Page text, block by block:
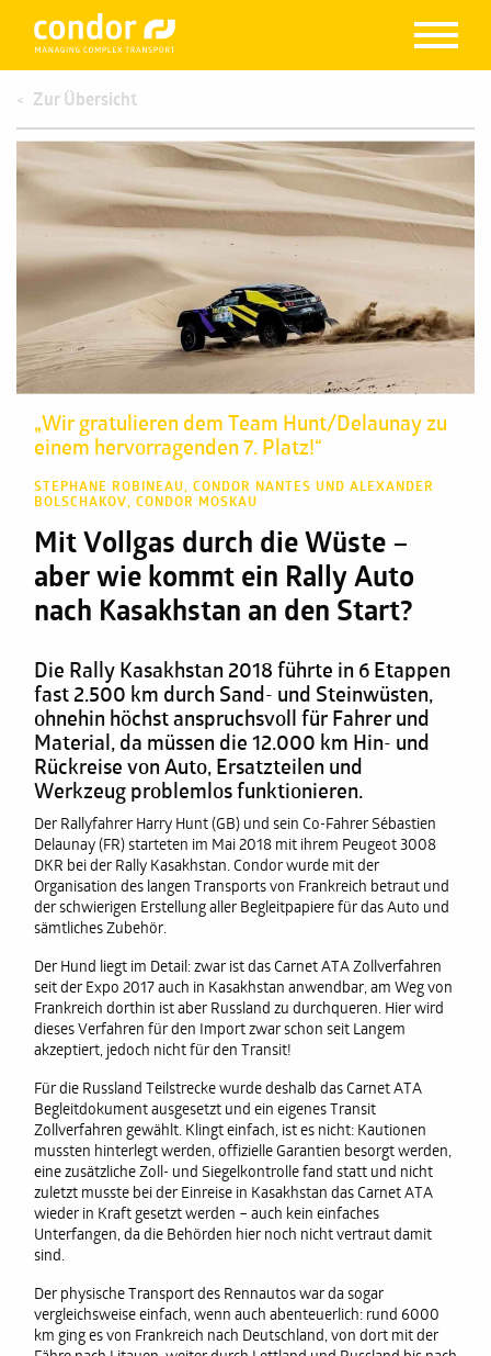
Zur Übersicht
„Wir gratulieren dem Team Hunt/Delaunay zu
einem hervorragenden 7. Platz!“
STEPHANE ROBINEAU, CONDOR NANTES UND ALEXANDER
BOLSCHAKOV, CONDOR MOSKAU
Mit Vollgas durch die Wüste –
aber wie kommt ein Rally Auto
nach Kasakhstan an den Start?
Die Rally Kasakhstan 2018 führte in 6 Etappen
fast 2.500 km durch Sand- und Steinwüsten,
ohnehin höchst anspruchsvoll für Fahrer und
Material, da müssen die 12.000 km Hin- und
Rückreise von Auto, Ersatzteilen und
Werkzeug problemlos funktionieren.
Der Rallyfahrer Harry Hunt (GB) und sein Co-Fahrer Sébastien
Delaunay (FR) starteten im Mai 2018 mit ihrem Peugeot 3008
DKR bei der Rally Kasakhstan. Condor wurde mit der
Organisation des langen Transports von Frankreich betraut und
der schwierigen Erstellung aller Begleitpapiere für das Auto und
sämtliches Zubehör.
Der Hund liegt im Detail: zwar ist das Carnet ATA Zollverfahren
seit der Expo 2017 auch in Kasakhstan anwendbar, am Weg von
Frankreich dorthin ist aber Russland zu durchqueren. Hier wird
dieses Verfahren für den Import zwar schon seit Langem
akzeptiert, jedoch nicht für den Transit!
Für die Russland Teilstrecke wurde deshalb das Carnet ATA
Begleitdokument ausgesetzt und ein eigenes Transit
Zollverfahren gewählt. Klingt einfach, ist es nicht: Kautionen
mussten hinterlegt werden, offizielle Garantien besorgt werden,
eine zusätzliche Zoll- und Siegelkontrolle fand statt und nicht
zuletzt musste bei der Einreise in Kasakhstan das Carnet ATA
wieder in Kraft gesetzt werden – auch kein einfaches
Unterfangen, da die Behörden hier noch nicht vertraut damit
sind.
Der physische Transport des Rennautos war da sogar
vergleichsweise einfach, wenn auch abenteuerlich: rund 6000
km ging es von Frankreich nach Deutschland, von dort mit der